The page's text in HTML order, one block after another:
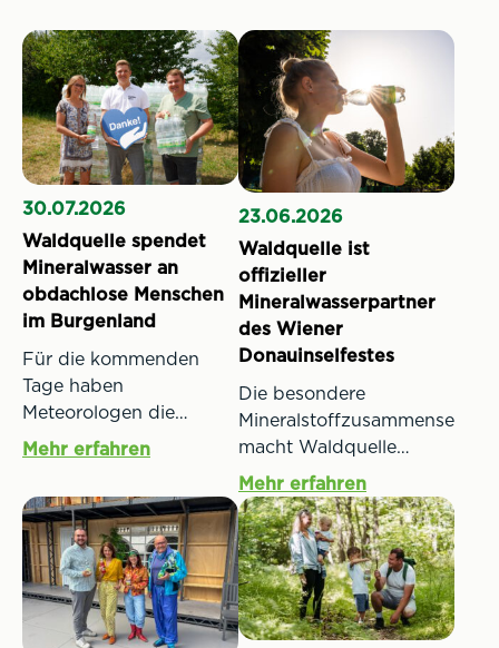
30.07.2026
Waldquelle spendet
Mineralwasser an
obdachlose Menschen
im Burgenland
Für die kommenden
Tage haben
Meteorologen die
nächste Hitzewelle
erneut Temperaturen
von weit über 30 Grad
für Österreich
angekündigt.
Temperaturen, die das
Leben für Menschen
Mehr erfahren
23.06.2026
Waldquelle ist
offizieller
Mineralwasserpartner
des Wiener
Donauinselfestes
Die besondere
macht Waldquelle
Mineralwasser zum
schmackhaften
Durstlöscher und einem
der beliebtesten
Mineralwässer
Österreichs. Nun dürfen
sich auch die
Mehr erfahren